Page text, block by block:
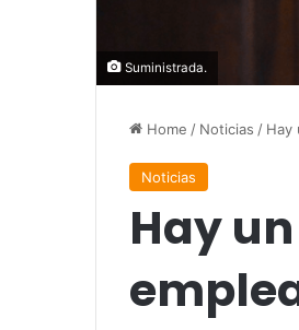
Suministrada.
Home / Noticias / Hay
Noticias
Hay